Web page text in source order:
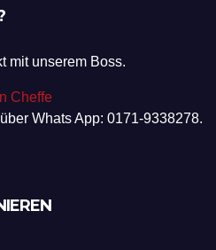
mit unserem Boss.
Cheffe
Whats App: 0171-9338278.